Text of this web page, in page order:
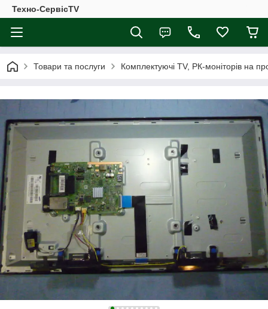
Техно-СервісTV
Товари та послуги Комплектуючі ТV, РК-моніторів на